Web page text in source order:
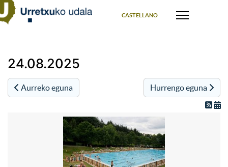
CASTELLANO
24.08.2025
Aurreko eguna Hurrengo eguna